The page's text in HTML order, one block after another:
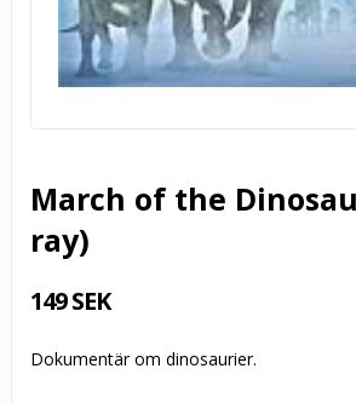
March of the
ray)
149 SEK
Dokumentär om dinosaurier.